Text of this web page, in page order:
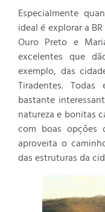
Especialmente
ideal é explorar a
Ouro Preto e
excelentes que
exemplo, das
Tiradentes. Todas
bastante
natureza e bonitas
com boas opções
aproveita o
das estruturas da